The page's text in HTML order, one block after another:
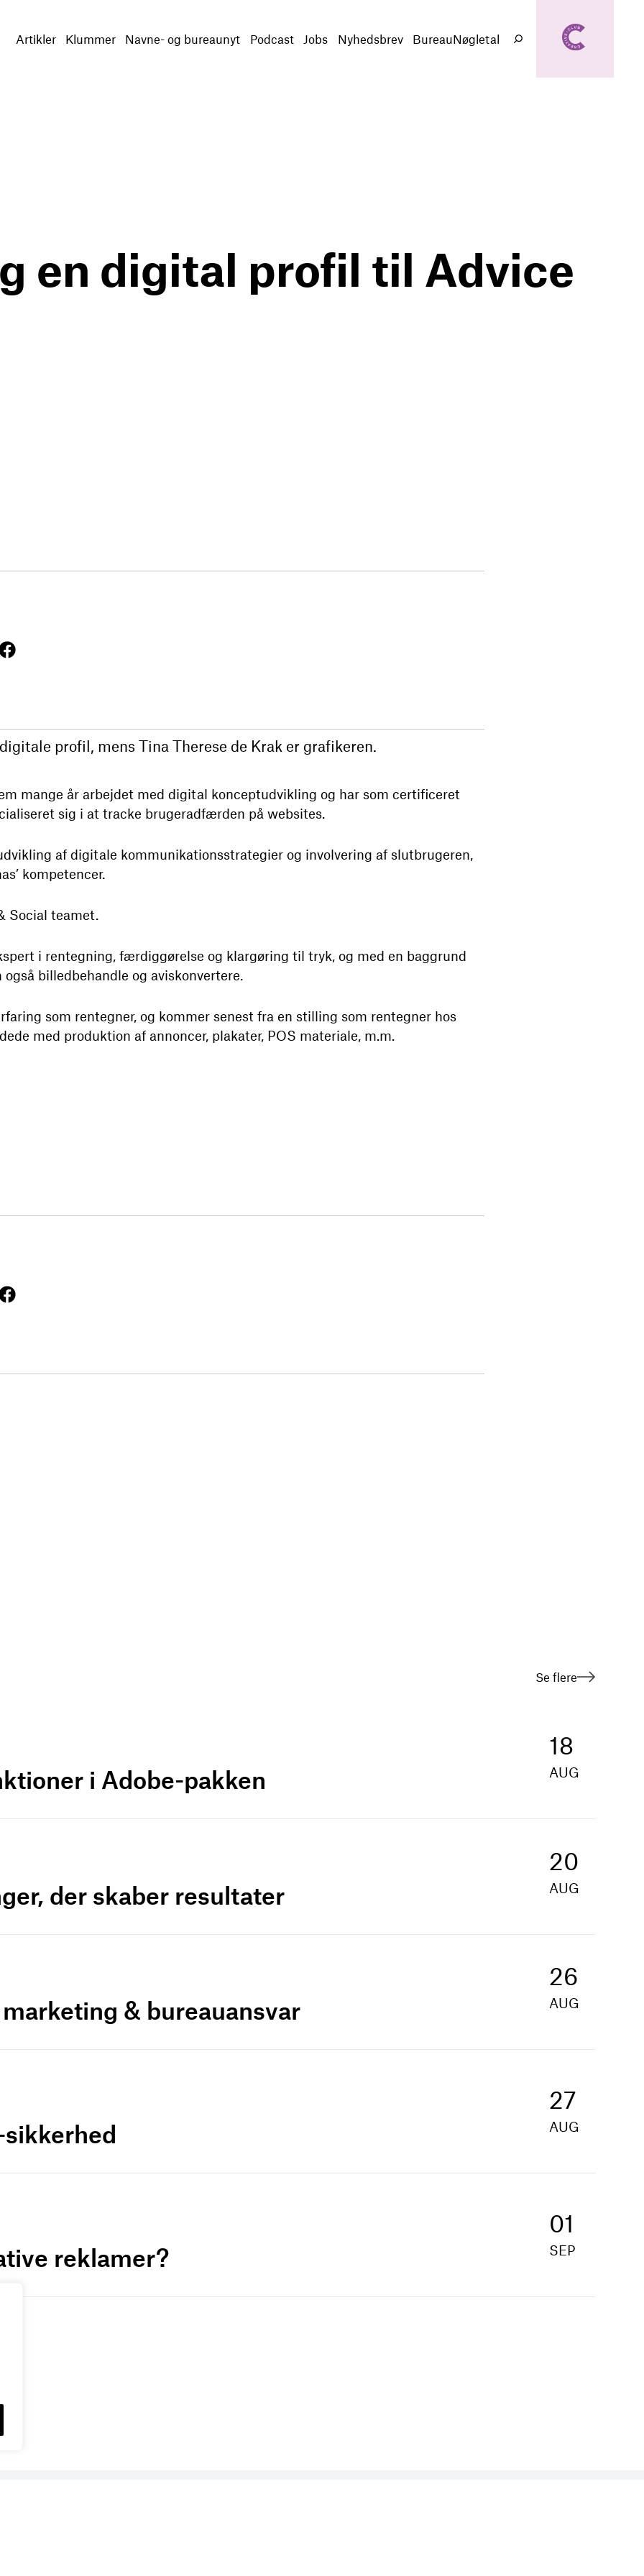
Artikler Klummer Navne- og bureaunyt Podcast Jobs Nyhedsbrev BureauNøgletal
Søg
en digital profil til Advice
profil, mens Tina Therese de Krak er grafikeren.
mange år arbejdet med digital konceptudvikling og har som certificeret
sig i at tracke brugeradfærden på websites.
af digitale kommunikationsstrategier og involvering af slutbrugeren,
kompetencer.
Social teamet.
i rentegning, færdiggørelse og klargøring til tryk, og med en baggrund
billedbehandle og aviskonvertere.
som rentegner, og kommer senest fra en stilling som rentegner hos
med produktion af annoncer, plakater, POS materiale, m.m.
Se flere
i Adobe-pakken
18
AUG
der skaber resultater
20
AUG
& bureauansvar
26
AUG
27
AUG
reklamer?
01
SEP